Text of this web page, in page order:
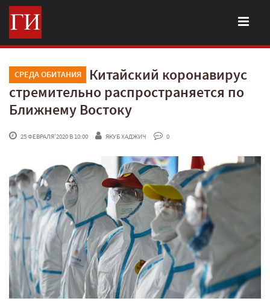
СРЕДА ОБИТАНИЯ
Китайский коронавирус
стремительно распространяется по
Ближнему Востоку
25 ФЕВРАЛЯ'2020 В 10:00 ЯКУБ ХАДЖИЧ 0